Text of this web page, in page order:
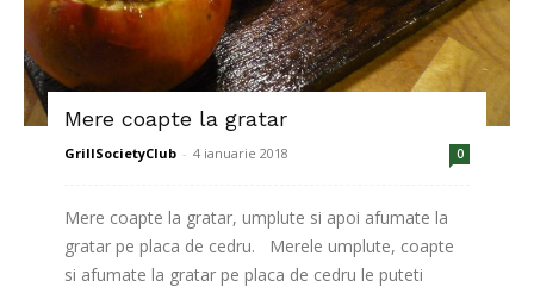
Mere coapte la gratar
GrillSocietyClub - 4 ianuarie 2018 0
Mere coapte la gratar, umplute si apoi afumate la
gratar pe placa de cedru. Merele umplute, coapte
si afumate la gratar pe placa de cedru le puteti